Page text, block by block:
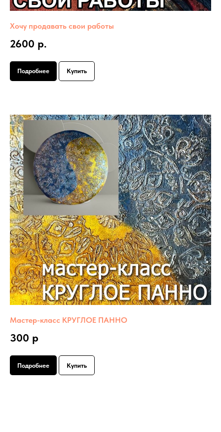
Хочу продавать свои работы
2600 р.
Подробнее Купить
Мастер-класс КРУГЛОЕ ПАННО
300 р
Подробнее Купить